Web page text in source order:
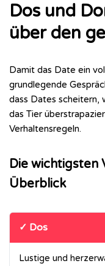
Dos und
über den
Damit das Date ein
grundlegende
dass Dates scheitern,
das Tier
Verhaltensregeln.
Die wichtigsten
Überblick
✓ Dos
Lustige und